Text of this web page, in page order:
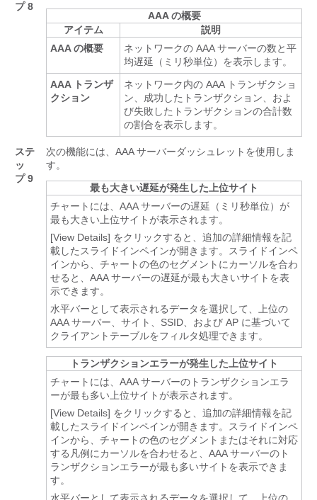
プ 8
AAA の概要
アイテム
説明
AAA の概要
ネットワークの AAA サーバーの数と平
均遅延（ミリ秒単位）を表示します。
AAA トランザ
クション
ネットワーク内の AAA トランザクショ
ン、成功したトランザクション、およ
び失敗したトランザクションの合計数
の割合を表示します。
ステ
ッ
プ 9
次の機能には、AAA サーバーダッシュレットを使用しま
す。
最も大きい遅延が発生した上位サイト
チャートには、AAA サーバーの遅延（ミリ秒単位）が
最も大きい上位サイトが表示されます。
[View Details] をクリックすると、追加の詳細情報を記
載したスライドインペインが開きます。スライドインペ
インから、チャートの色のセグメントにカーソルを合わ
せると、AAA サーバーの遅延が最も大きいサイトを表
示できます。
水平バーとして表示されるデータを選択して、上位の
AAA サーバー、サイト、SSID、および AP に基づいて
クライアントテーブルをフィルタ処理できます。
トランザクションエラーが発生した上位サイト
チャートには、AAA サーバーのトランザクションエラ
ーが最も多い上位サイトが表示されます。
[View Details] をクリックすると、追加の詳細情報を記
載したスライドインペインが開きます。スライドインペ
インから、チャートの色のセグメントまたはそれに対応
する凡例にカーソルを合わせると、AAA サーバーのト
ランザクションエラーが最も多いサイトを表示できま
す。